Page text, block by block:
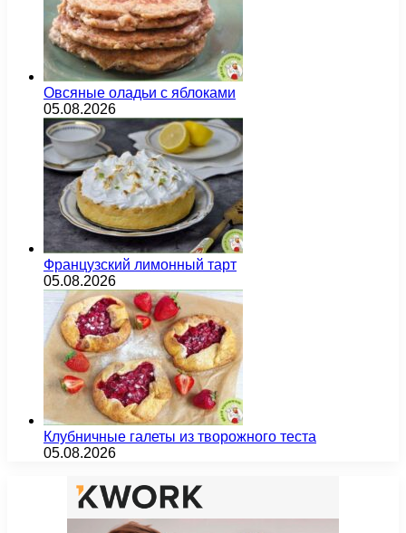
Овсяные оладьи с яблоками
05.08.2026
Французский лимонный тарт
05.08.2026
Клубничные галеты из творожного теста
05.08.2026